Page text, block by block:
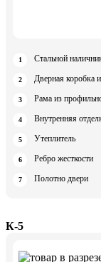
Стальной
Дверная коробка
Рама из
Внутренняя
Утеплитель
Ребро жесткости
Полотно двери
К-5